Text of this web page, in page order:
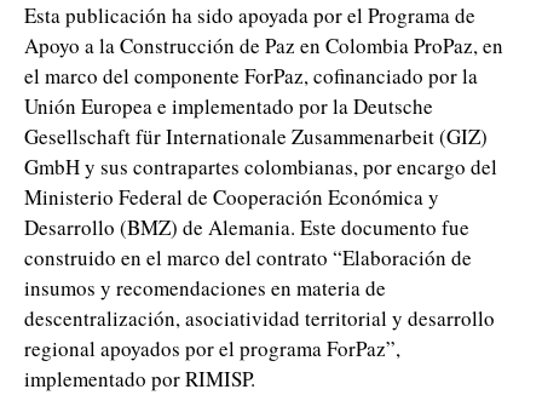
Esta publicación ha sido apoyada por el Programa de
Apoyo a la Construcción de Paz en Colombia ProPaz, en
el marco del componente ForPaz, cofinanciado por la
Unión Europea e implementado por la Deutsche
Gesellschaft für Internationale Zusammenarbeit (GIZ)
GmbH y sus contrapartes colombianas, por encargo del
Ministerio Federal de Cooperación Económica y
Desarrollo (BMZ) de Alemania. Este documento fue
construido en el marco del contrato “Elaboración de
insumos y recomendaciones en materia de
descentralización, asociatividad territorial y desarrollo
regional apoyados por el programa ForPaz”,
implementado por RIMISP.